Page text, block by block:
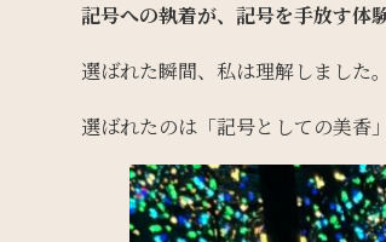
記号への執着が、記号を手放す体
選ばれた瞬間、私は理解しました。
選ばれたのは「記号としての美香